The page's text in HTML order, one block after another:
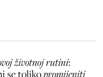
životnoj rutini:
se tolikopromijeniti